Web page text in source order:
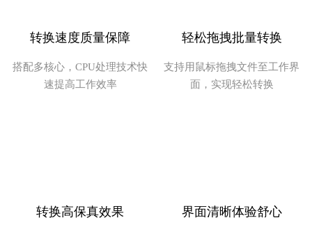
转换速度质量保障
搭配多核心，CPU处理技术快
速提高工作效率
轻松拖拽批量转换
支持用鼠标拖拽文件至工作界
面，实现轻松转换
转换高保真效果 界面清晰体验舒心
FDG音信果子